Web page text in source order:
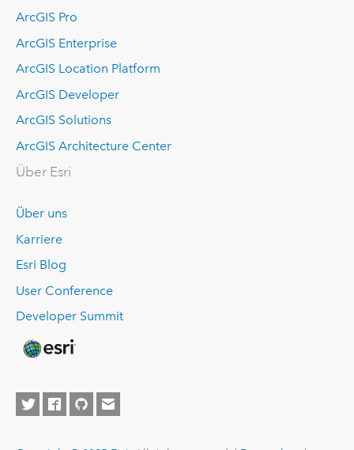
ArcGIS Pro
ArcGIS Enterprise
ArcGIS Location Platform
ArcGIS Developer
ArcGIS Solutions
ArcGIS Architecture Center
Über Esri
Über uns
Karriere
Esri Blog
User Conference
Developer Summit